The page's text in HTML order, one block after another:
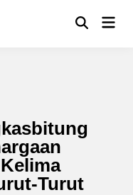
OpenMain
Turut